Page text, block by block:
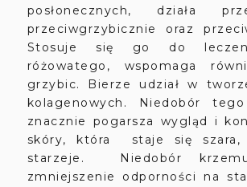
posłonecznych, działa
przeciwgrzybicznie oraz
Stosuje się go do
różowatego, wspomaga
grzybic. Bierze udział w
kolagenowych. Niedobór
znacznie pogarsza wygląd i
skóry, która staje się szara,
starzeje. Niedobór
zmniejszenie odporności na